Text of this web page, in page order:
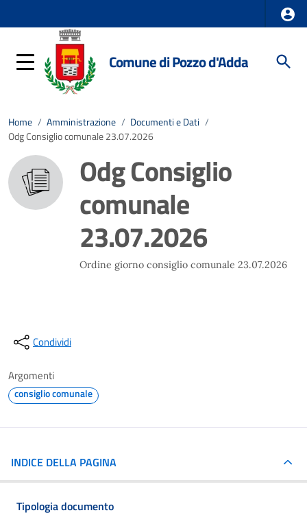
Comune di Pozzo d'Adda
Home / Amministrazione / Documenti e Dati /
Odg Consiglio comunale 23.07.2026
Odg Consiglio
comunale
23.07.2026
Ordine giorno consiglio comunale 23.07.2026
Condividi
Argomenti
consiglio comunale
INDICE DELLA PAGINA
Tipologia documento